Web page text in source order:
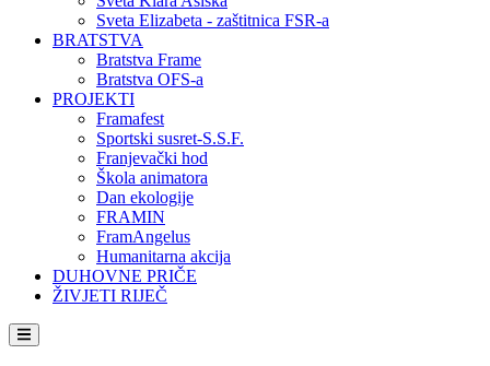
Sveta Elizabeta - zaštitnica FSR-a
BRATSTVA
Bratstva Frame
Bratstva OFS-a
PROJEKTI
Framafest
Sportski susret-S.S.F.
Franjevački hod
Škola animatora
Dan ekologije
FRAMIN
FramAngelus
Humanitarna akcija
DUHOVNE PRIČE
ŽIVJETI RIJEČ